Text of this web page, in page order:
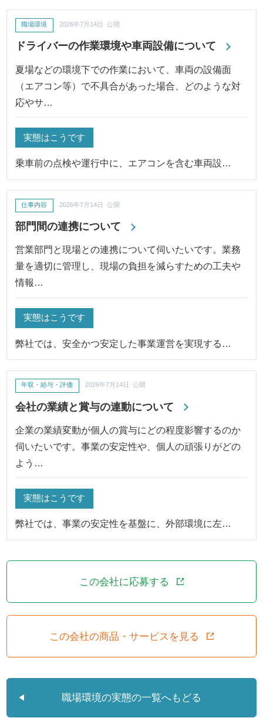
ドライバーの作業環境や車両設備について
職場環境 2026年7月14日 公開
夏場などの環境下での作業において、車両の設備面
（エアコン等）で不具合があった場合、どのような対
応やサ…
実態はこうです
乗車前の点検や運行中に、エアコンを含む車両設…
部門間の連携について
仕事内容 2026年7月14日 公開
営業部門と現場との連携について伺いたいです。業務
量を適切に管理し、現場の負担を減らすための工夫や
情報…
実態はこうです
弊社では、安全かつ安定した事業運営を実現する…
会社の業績と賞与の連動について
年収・給与・評価 2026年7月14日 公開
企業の業績変動が個人の賞与にどの程度影響するのか
伺いたいです。事業の安定性や、個人の頑張りがどの
よう…
実態はこうです
弊社では、事業の安定性を基盤に、外部環境に左…
この会社に応募する
この会社の商品・サービスを見る
職場環境の実態の一覧へもどる